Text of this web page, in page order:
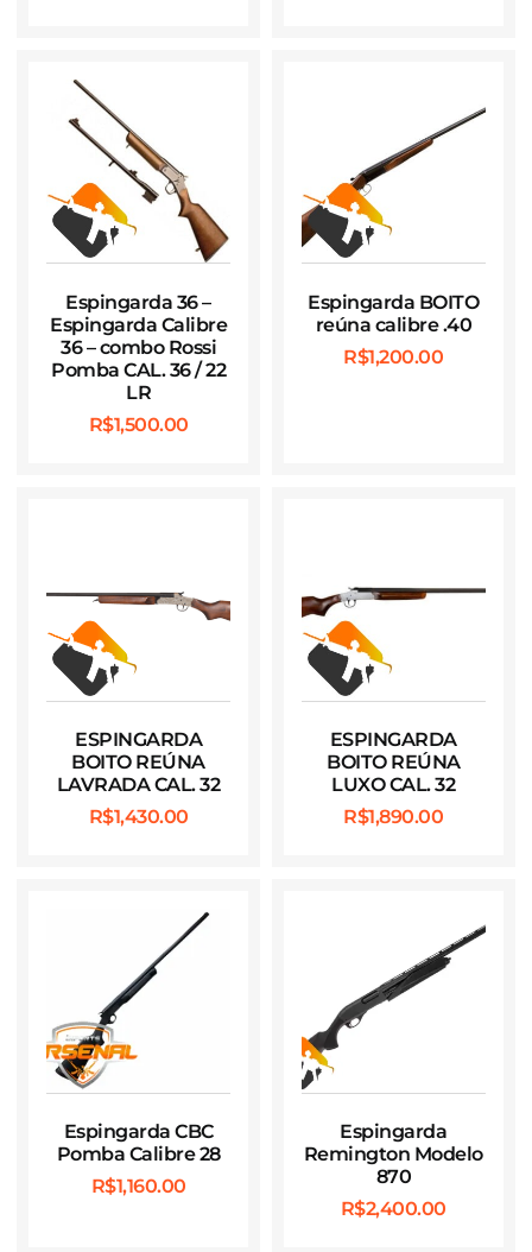
Espingarda 36 –
Espingarda Calibre
36 – combo Rossi
Pomba CAL. 36 / 22
LR
R$1,500.00
Espingarda BOITO
reúna calibre .40
R$1,200.00
ESPINGARDA
BOITO REÚNA
LAVRADA CAL. 32
R$1,430.00
ESPINGARDA
BOITO REÚNA
LUXO CAL. 32
R$1,890.00
Espingarda CBC
Pomba Calibre 28
R$1,160.00
Espingarda
Remington Modelo
870
R$2,400.00